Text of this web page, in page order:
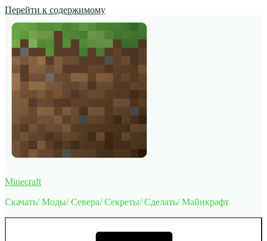
Перейти к содержимому
Minecraft
Скачать/ Моды/ Севера/ Секреты/ Сделать/ Майнкрафт